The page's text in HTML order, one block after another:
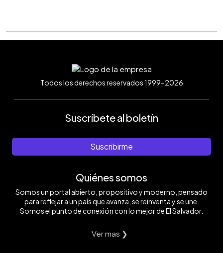
Todos los derechos reservados 1999-2026
Suscríbete al boletín
Suscribirme
Quiénes somos
Somos un portal abierto, propositivo y moderno, pensado
para reflejar a un país que avanza, se reinventa y se une.
Somos el punto de conexión con lo mejor de El Salvador.
Ver mas ❯